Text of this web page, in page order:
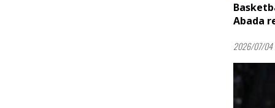
Abada
2026/07/04